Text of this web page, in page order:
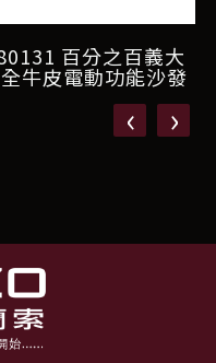
百分之百義大
牛皮電動功能沙發
‹ ›